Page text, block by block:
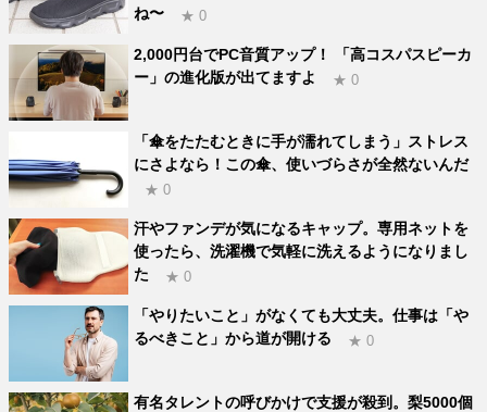
ね〜
★ 0
2,000円台でPC音質アップ！ 「高コスパスピーカ
ー」の進化版が出てますよ
★ 0
「傘をたたむときに手が濡れてしまう」ストレス
にさよなら！この傘、使いづらさが全然ないんだ
★ 0
汗やファンデが気になるキャップ。専用ネットを
使ったら、洗濯機で気軽に洗えるようになりまし
た
★ 0
「やりたいこと」がなくても大丈夫。仕事は「や
るべきこと」から道が開ける
★ 0
有名タレントの呼びかけで支援が殺到。梨5000個